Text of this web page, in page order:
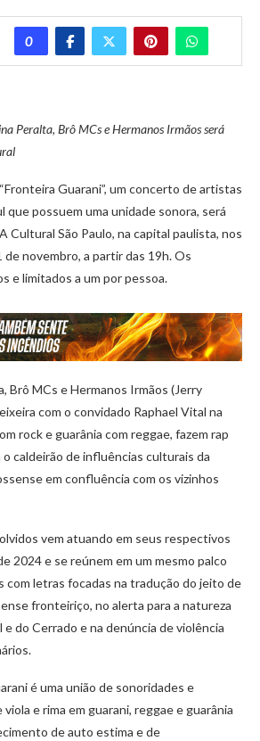
0
Peralta, Brô MCs e Hermanos Irmãos será
Guarani”, um concerto de artistas
que possuem uma unidade sonora, será
Cultural São Paulo, na capital paulista, nos
novembro, a partir das 19h. Os
e limitados a um por pessoa.
Brô MCs e Hermanos Irmãos (Jerry
com o convidado Raphael Vital na
rock e guarânia com reggae, fazem rap
caldeirão de influências culturais da
em confluência com os vizinhos
vem atuando em seus respectivos
2024 e se reúnem em um mesmo palco
com letras focadas na tradução do jeito de
fronteiriço, no alerta para a natureza
e do Cerrado e na denúncia de violência
é uma união de sonoridades e
e rima em guarani, reggae e guarânia
de auto estima e de